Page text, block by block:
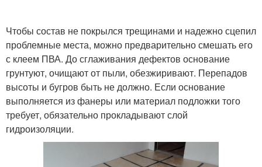
Чтобы состав не покрылся трещинами и надежно сцепил
проблемные места, можно предварительно смешать его
с клеем ПВА. До сглаживания дефектов основание
грунтуют, очищают от пыли, обезжиривают. Перепадов
высоты и бугров быть не должно. Если основание
выполняется из фанеры или материал подложки того
требует, обязательно прокладывают слой
гидроизоляции.